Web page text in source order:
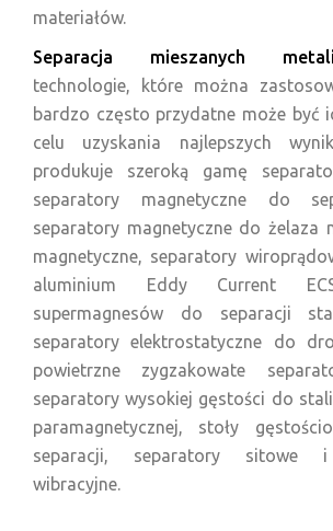
materiałów.
Separacja mieszanych
technologie, które można
bardzo często przydatne może być
celu uzyskania najlepszych
produkuje szeroką gamę
separatory magnetyczne do
separatory magnetyczne do żelaza
magnetyczne, separatory
aluminium Eddy Current
supermagnesów do separacji
separatory elektrostatyczne do
powietrzne zygzakowate
separatory wysokiej gęstości do
paramagnetycznej, stoły
separacji, separatory sitowe i
wibracyjne.